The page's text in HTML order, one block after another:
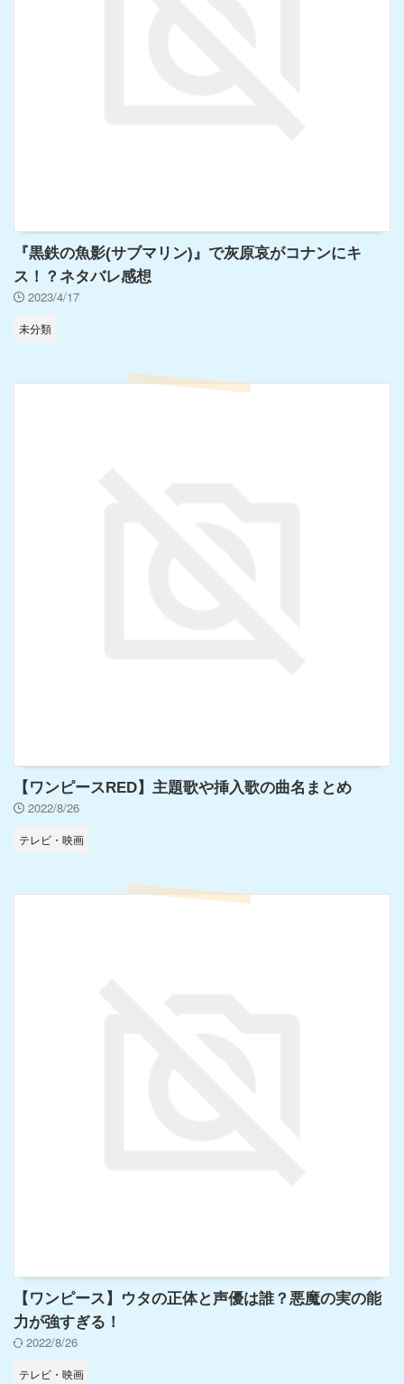
『黒鉄の魚影(サブマリン)』で灰原哀がコナンにキ
ス！？ネタバレ感想
2023/4/17
未分類
【ワンピースRED】主題歌や挿入歌の曲名まとめ
2022/8/26
テレビ・映画
【ワンピース】ウタの正体と声優は誰？悪魔の実の能
力が強すぎる！
2022/8/26
テレビ・映画